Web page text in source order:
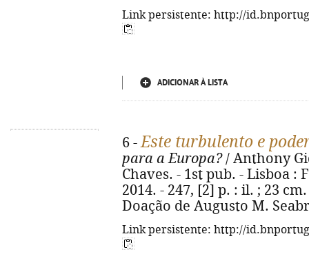
Link persistente: http://
ADICIONAR À LISTA
6 -Este turbulento e
para a Europa?/ Anthony
Chaves. - 1st pub. - Lisboa :
2014. - 247, [2] p. : il. ; 23
Doação de Augusto M.
Link persistente: http://